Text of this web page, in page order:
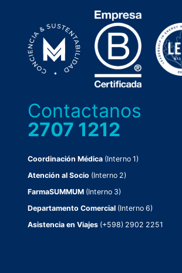
Contactanos
2707 1212
Coordinación Médica (Interno 1)
Atención al Socio (Interno 2)
FarmaSUMMUM (Interno 3)
Departamento Comercial (Interno 6)
Asistencia en Viajes (+598) 2902 2251